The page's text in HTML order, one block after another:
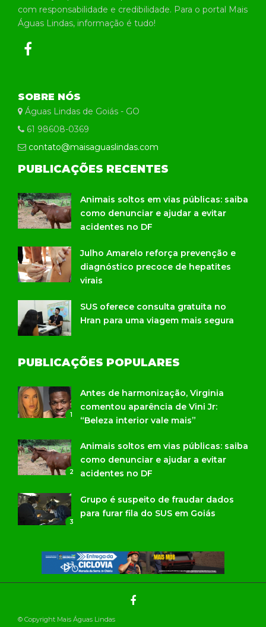
com responsabilidade e credibilidade. Para o portal Mais
Águas Lindas, informação é tudo!
SOBRE NÓS
Águas Lindas de Goiás - GO
61 98608-0369
contato@maisaguaslindas.com
PUBLICAÇÕES RECENTES
Animais soltos em vias públicas: saiba
como denunciar e ajudar a evitar
acidentes no DF
Julho Amarelo reforça prevenção e
diagnóstico precoce de hepatites
virais
SUS oferece consulta gratuita no
Hran para uma viagem mais segura
PUBLICAÇÕES POPULARES
1
Antes de harmonização, Virginia
comentou aparência de Vini Jr:
“Beleza interior vale mais”
2
Animais soltos em vias públicas: saiba
como denunciar e ajudar a evitar
acidentes no DF
3
Grupo é suspeito de fraudar dados
para furar fila do SUS em Goiás
© Copyright Mais Águas Lindas